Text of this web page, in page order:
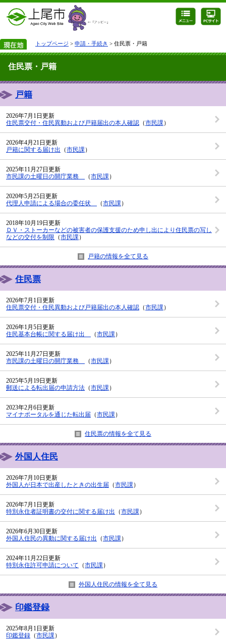
トップページ > 申請・手続き > 住民票・戸籍
住民票・戸籍
戸籍
2026年7月1日更新
住民票交付・住民異動および戸籍届出の本人確認 （市民課）
2026年4月21日更新
戸籍に関する届け出 （市民課）
2025年11月27日更新
市民課の土曜日の開庁業務
（市民課）
2020年5月25日更新
代理人申請による場合の委任状
（市民課）
2018年10月19日更新
ＤＶ・ストーカーなどの被害者の保護支援のため申し出により住民票の写し
などの交付を制限 （市民課）
戸籍の情報を全て見る
住民票
2026年7月1日更新
住民票交付・住民異動および戸籍届出の本人確認 （市民課）
2026年1月5日更新
住民基本台帳に関する届け出
（市民課）
2025年11月27日更新
市民課の土曜日の開庁業務
（市民課）
2025年5月19日更新
郵送による転出届の申請方法 （市民課）
2023年2月6日更新
マイナポータルを通じた転出届 （市民課）
住民票の情報を全て見る
外国人住民
2026年7月10日更新
外国人が日本で出産したときの出生届 （市民課）
2026年7月1日更新
特別永住者証明書の交付に関する届け出 （市民課）
2026年6月30日更新
外国人住民の異動に関する届け出 （市民課）
2024年11月22日更新
特別永住許可申請について （市民課）
外国人住民の情報を全て見る
印鑑登録
2025年8月1日更新
印鑑登録 （市民課）